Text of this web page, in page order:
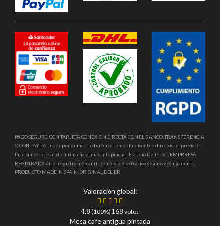
PAGO SEGURO CON TARJETA CONEXION DIRECTA CON EL BANCO, TRANSFERENCIA
O CON PAY PAL no dependemos de terceros somos fabricantes directos, el precio es
final sin sorpresas de última hora, mas info pincha . Estudio Delier S.L, EMPRRESA
REGISTRADA en el registro mercantil, comercio electronico seguro y con garantia,
PRODUCTO MADE IN SPAIN, ORIGINAL DELIER
Valoración global:
4,8 (100%) 168 votos
Mesa cafe antigua pintada